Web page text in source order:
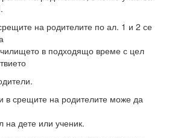
на родителите по ал. 1 и 2 се
в подходящо време с цел
в срещите на родителите може да
на дете или ученик.